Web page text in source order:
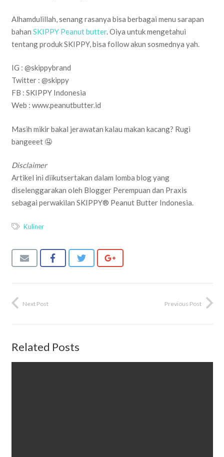
Alhamdulillah, senang rasanya bisa berbagai menu sarapan
bahan SKIPPY Peanut butter. Oiya untuk mengetahui
tentang produk SKIPPY, bisa follow akun sosmednya yah.
IG : @skippybrand
Twitter : @skippy
FB : SKIPPY Indonesia
Web : www.peanutbutter.id
Masih mikir bakal jerawatan kalau makan kacang? Rugi
bangeeet 🤤
Disclaimer
Artikel ini diikutsertakan dalam lomba blog yang
diselenggarakan oleh Blogger Perempuan dan Praxis
sebagai perwakilan SKIPPY® Peanut Butter Indonesia.
Kuliner
Previous Post
Next Post
Related Posts